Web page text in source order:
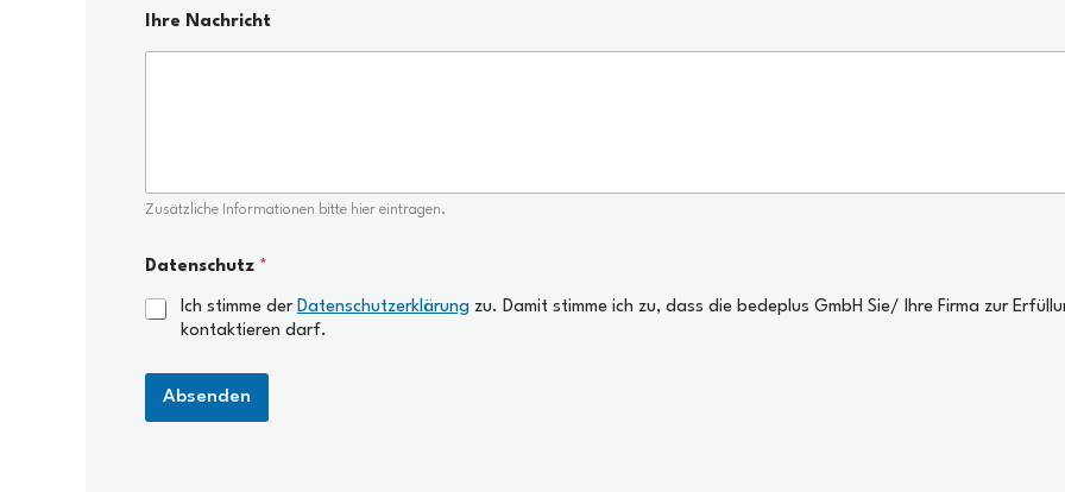
Ihre Nachricht
Zusätzliche Informationen bitte hier eintragen.
Datenschutz *
Ich stimme der Datenschutzerklärung zu. Damit stimme ich zu, dass die bedeplus GmbH Sie/ Ihre Firma zur
kontaktieren darf.
Absenden